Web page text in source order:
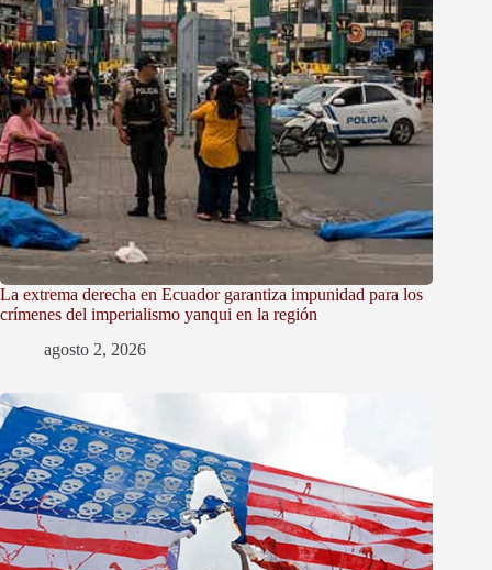
La extrema derecha en Ecuador garantiza impunidad para los
crímenes del imperialismo yanqui en la región
agosto 2, 2026